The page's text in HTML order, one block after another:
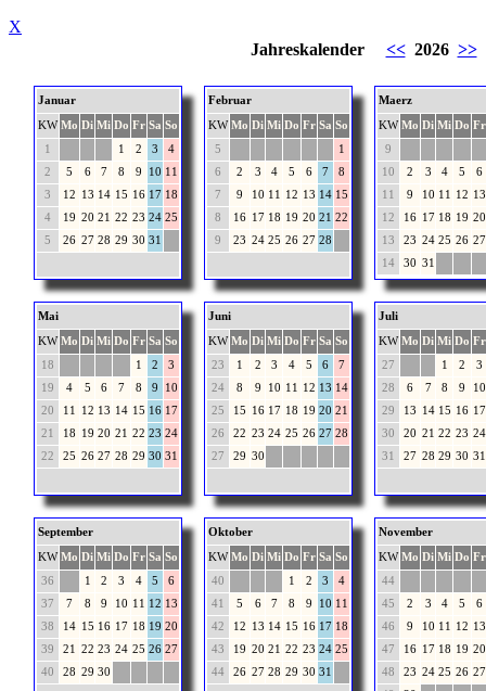
X
Jahreskalender <<2026 >>
Januar
KW Mo Di Mi Do Fr Sa So
1
1 2 3
4
2
5 6 7 8 9 10 11
3
12 13 14 15 16 17 18
4
19 20 21 22 23 24 25
5
26 27 28 29 30 31
Februar
KW Mo Di Mi Do Fr Sa So
5
1
6
2 3 4 5 6 7
8
7
9 10 11 12 13 14 15
8
16 17 18 19 20 21 22
9
23 24 25 26 27 28
Maerz
KW Mo Di Mi Do Fr
9
10
2 3 4 5
6
11
9 10 11 12 13
12
16 17 18 19 20
13
23 24 25 26 27
14
30 31
Mai
KW Mo Di Mi Do Fr Sa So
18
1 2
3
19
4 5 6 7 8 9
10
20
11 12 13 14 15 16 17
21
18 19 20 21 22 23 24
22
25 26 27 28 29 30 31
Juni
KW Mo Di Mi Do Fr Sa So
23
1 2 3 4 5 6
7
24
8 9 10 11 12 13 14
25
15 16 17 18 19 20 21
26
22 23 24 25 26 27 28
27
29 30
Juli
KW Mo Di Mi Do Fr
27
1 2
3
28
6 7 8 9
10
29
13 14 15 16 17
30
20 21 22 23 24
31
27 28 29 30 31
September
KW Mo Di Mi Do Fr Sa So
36
1 2 3 4 5
6
37
7 8 9 10 11 12 13
38
14 15 16 17 18 19 20
39
21 22 23 24 25 26 27
40
28 29 30
Oktober
KW Mo Di Mi Do Fr Sa So
40
1 2 3
4
41
5 6 7 8 9 10 11
42
12 13 14 15 16 17 18
43
19 20 21 22 23 24 25
44
26 27 28 29 30 31
November
KW Mo Di Mi Do Fr
44
45
2 3 4 5
6
46
9 10 11 12 13
47
16 17 18 19 20
48
23 24 25 26 27